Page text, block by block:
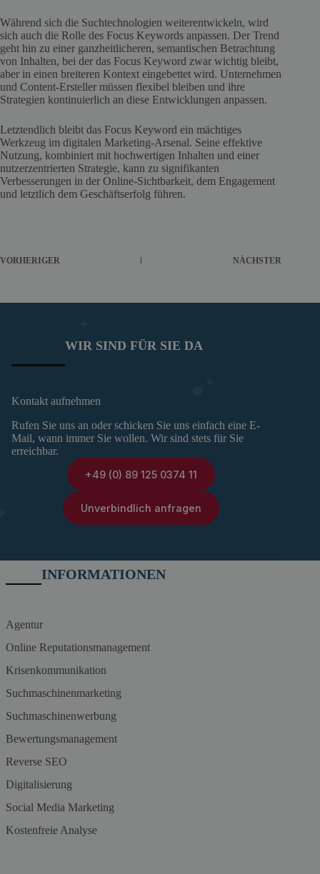
Während sich die Suchtechnologien weiterentwickeln, wird
sich auch die Rolle des Focus Keywords anpassen. Der Trend
geht hin zu einer ganzheitlicheren, semantischen Betrachtung
von Inhalten, bei der das Focus Keyword zwar wichtig bleibt,
aber in einen breiteren Kontext eingebettet wird. Unternehmen
und Content-Ersteller müssen flexibel bleiben und ihre
Strategien kontinuierlich an diese Entwicklungen anpassen.
Letztendlich bleibt das Focus Keyword ein mächtiges
Werkzeug im digitalen Marketing-Arsenal. Seine effektive
Nutzung, kombiniert mit hochwertigen Inhalten und einer
nutzerzentrierten Strategie, kann zu signifikanten
Verbesserungen in der Online-Sichtbarkeit, dem Engagement
und letztlich dem Geschäftserfolg führen.
VORHERIGER NÄCHSTER
WIR SIND FÜR SIE DA
Kontakt aufnehmen
Rufen Sie uns an oder schicken Sie uns einfach eine E-
Mail, wann immer Sie wollen. Wir sind stets für Sie
erreichbar.
+49 (0) 89 125 0374 11
Unverbindlich anfragen
INFORMATIONEN
Agentur
Online Reputationsmanagement
Krisenkommunikation
Suchmaschinenmarketing
Suchmaschinenwerbung
Bewertungsmanagement
Reverse SEO
Digitalisierung
Social Media Marketing
Kostenfreie Analyse